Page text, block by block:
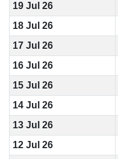
19 Jul 26
18 Jul 26
17 Jul 26
16 Jul 26
15 Jul 26
14 Jul 26
13 Jul 26
12 Jul 26